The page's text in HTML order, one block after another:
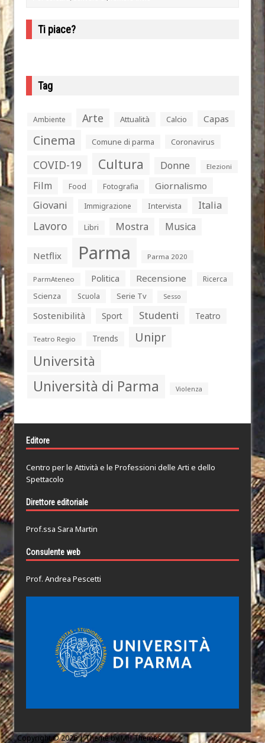
Ti piace?
Tag
Ambiente Arte Attualità Calcio Capas
Cinema Comune di parma Coronavirus
COVID-19 Cultura Donne Elezioni
Film Food Fotografia Giornalismo
Giovani Immigrazione Intervista Italia
Lavoro Libri Mostra Musica
Netflix Parma Parma 2020
ParmAteneo Politica Recensione
Ricerca
Scienza
Scuola Serie Tv Sesso
Sostenibilità Sport Studenti Teatro
Teatro Regio Trends Unipr
Università
Università di Parma Violenza
Editore
Centro per le Attività e le Professioni delle Arti e dello
Spettacolo
Direttore editoriale
Prof.ssa Sara Martin
Consulente web
Prof. Andrea Pescetti
Copyright © 2026 | Theme byMH Themes